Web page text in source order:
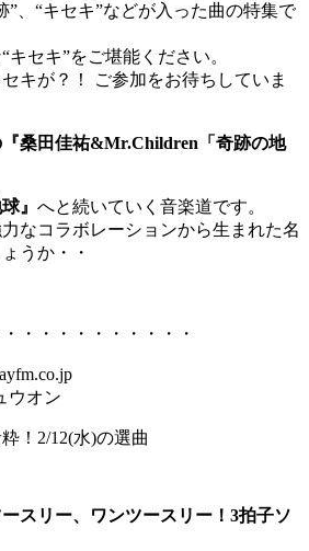
”、“キセキ”などが入った曲の特集で
セキ”をご堪能ください。
キが？！ ご参加をお待ちしていま
桑田佳祐&Mr.Children「奇跡の地
』 へと続いていく音楽道です。
なコラボレーションから生まれた名
うか・・
・・・・・・・・・・
ウオン
！2/12(水)の選曲
スリー、ワンツースリー！3拍子ソ